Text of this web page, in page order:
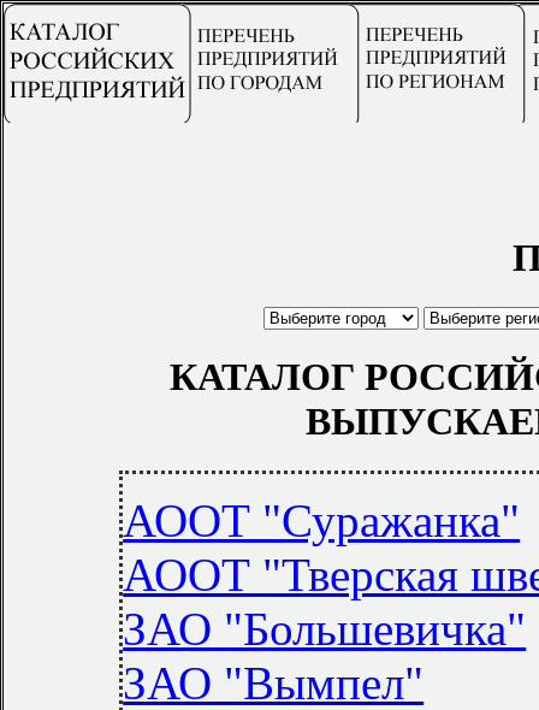
КАТАЛОГ
АООТ "Суражанка"
АООТ "Тверская
ЗАО "Большевичка"
ЗАО "Вымпел"